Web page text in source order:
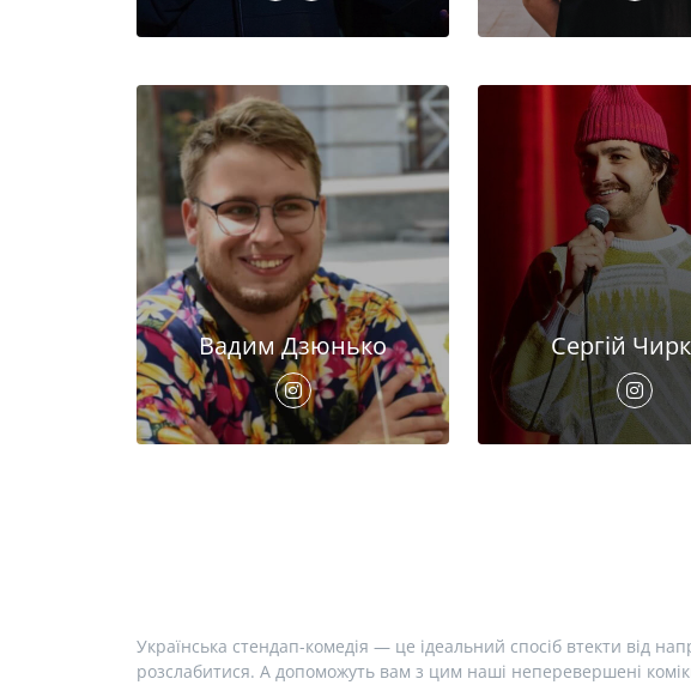
Вадим Дзюнько Сергій
Українська стендап-комедія — це ідеальний спосіб втекти від
розслабитися. А допоможуть вам з цим наші неперевершені